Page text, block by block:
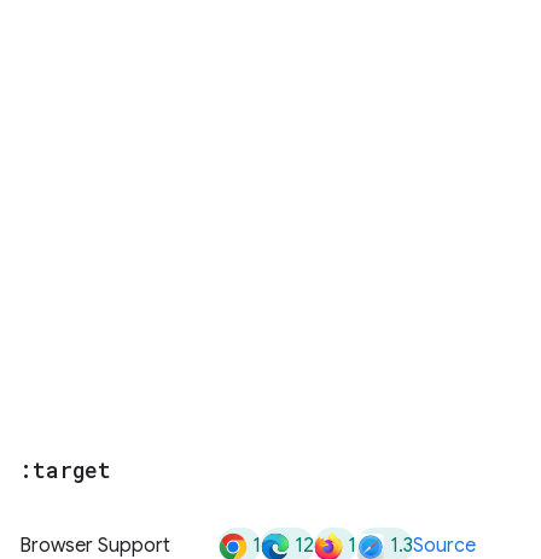
:target
Browser Support 1 12 1 1.3Source